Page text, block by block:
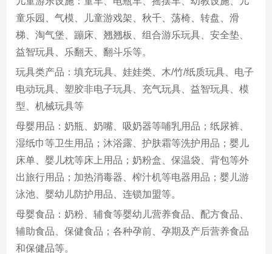
童乐园、气模、儿童游戏架、秋千、荡椅、转盘、滑
梯、淘气堡、蹦床、翘翘板、组合游乐玩具、安全垫、
益智玩具、乐翻天、翻斗乐等。
玩具类产品：填充玩具、娃娃类、木/竹/纸质玩具、电子
电动玩具、塑胶非电子玩具、充气玩具、益智玩具、模
型、机械玩具等
母婴用品：奶瓶、奶嘴、吸奶器等哺乳用品；纸尿裤、
湿纸巾等卫生用品；沐浴露、护肤霜等洗护用品；婴儿
床单、婴儿枕等床上用品；奶粉盒、保温袋、背包等外
出旅行用品；加热消毒器、榨汁机等电器用品；婴儿游
泳池、婴幼儿防护用品、连锁加盟等。
母婴食品：奶粉、辅食等婴幼儿营养食品、配方食品、
辅助食品、保健食品；各种孕前、孕期及产后营养食品
和保健品等。